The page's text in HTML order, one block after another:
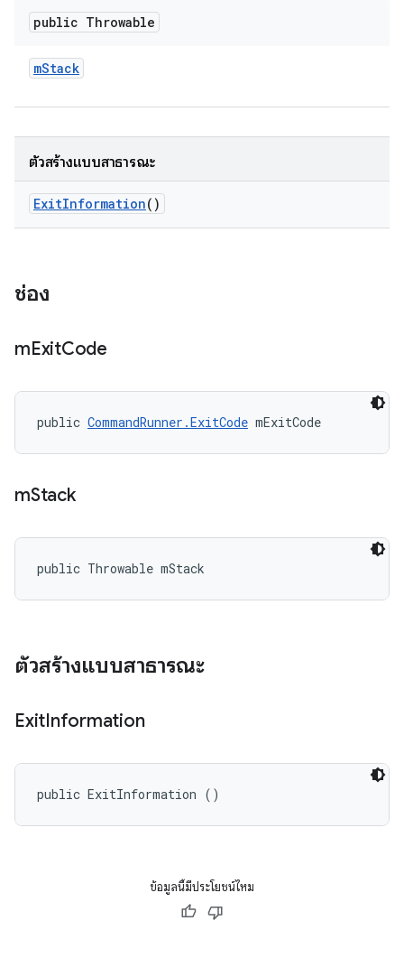
public Throwable
mStack
ตัวสร้างแบบสาธารณะ
ExitInformation()
ช่อง
mExitCode
public CommandRunner.ExitCode mExitCode
mStack
public Throwable mStack
ตัวสร้างแบบสาธารณะ
ExitInformation
public ExitInformation ()
ข้อมูลนี้มีประโยชน์ไหม